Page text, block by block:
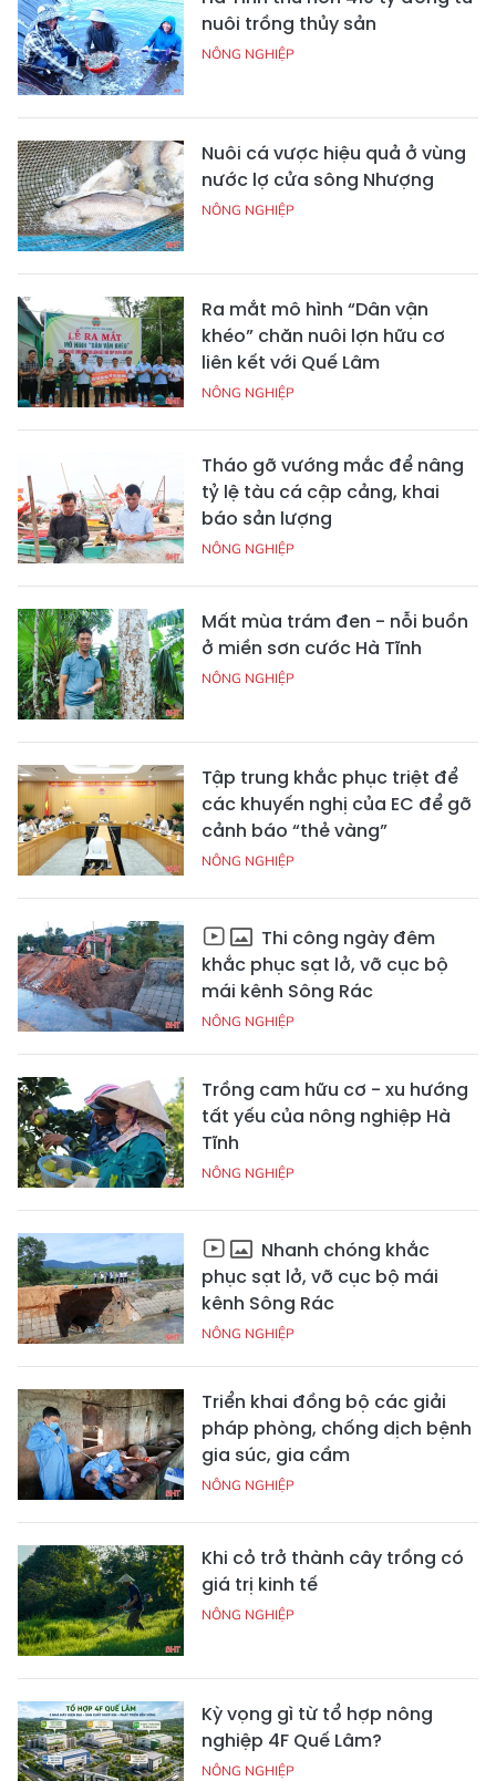
nuôi trồng thủy sản
NÔNG NGHIỆP
Nuôi cá vược hiệu quả ở vùng
nước lợ cửa sông Nhượng
NÔNG NGHIỆP
Ra mắt mô hình “Dân vận
khéo” chăn nuôi lợn hữu cơ
liên kết với Quế Lâm
NÔNG NGHIỆP
Tháo gỡ vướng mắc để nâng
tỷ lệ tàu cá cập cảng, khai
báo sản lượng
NÔNG NGHIỆP
Mất mùa trám đen - nỗi buồn
ở miền sơn cước Hà Tĩnh
NÔNG NGHIỆP
Tập trung khắc phục triệt để
các khuyến nghị của EC để gỡ
cảnh báo “thẻ vàng”
NÔNG NGHIỆP
Thi công ngày đêm
khắc phục sạt lở, vỡ cục bộ
mái kênh Sông Rác
NÔNG NGHIỆP
Trồng cam hữu cơ - xu hướng
tất yếu của nông nghiệp Hà
Tĩnh
NÔNG NGHIỆP
Nhanh chóng khắc
phục sạt lở, vỡ cục bộ mái
kênh Sông Rác
NÔNG NGHIỆP
Triển khai đồng bộ các giải
pháp phòng, chống dịch bệnh
gia súc, gia cầm
NÔNG NGHIỆP
Khi cỏ trở thành cây trồng có
giá trị kinh tế
NÔNG NGHIỆP
Kỳ vọng gì từ tổ hợp nông
nghiệp 4F Quế Lâm?
NÔNG NGHIỆP